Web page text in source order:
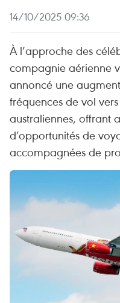
14/10/2025 09:36
À l’approche des
compagnie aérienne
annoncé une
fréquences de vol
australiennes, offrant
d’opportunités de
accompagnées de